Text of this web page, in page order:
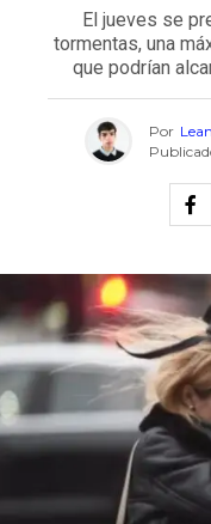
El jueves se
tormentas, una
que podrían
Por